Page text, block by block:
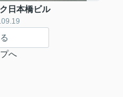
日本橋ビル
へ